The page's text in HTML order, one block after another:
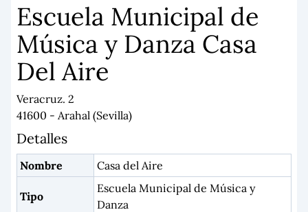
Escuela Municipal de
Música y Danza Casa
Del Aire
Veracruz. 2
41600 - Arahal (Sevilla)
Detalles
Nombre Casa del Aire
Tipo
Escuela Municipal de Música y
Danza